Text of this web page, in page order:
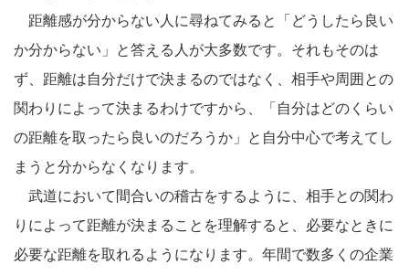
距離感が分からない人に尋ねてみると「どうしたら良い
か分からない」と答える人が大多数です。それもそのは
ず、距離は自分だけで決まるのではなく、相手や周囲との
関わりによって決まるわけですから、「自分はどのくらい
の距離を取ったら良いのだろうか」と自分中心で考えてし
まうと分からなくなります。
武道において間合いの稽古をするように、相手との関わ
りによって距離が決まることを理解すると、必要なときに
必要な距離を取れるようになります。年間で数多くの企業